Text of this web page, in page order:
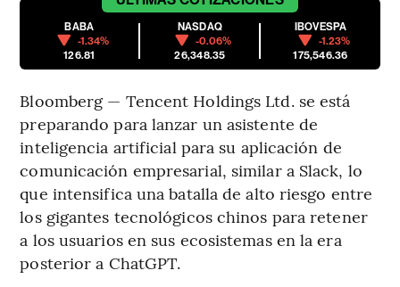
BABA
-1.34%
126.81
NASDAQ
-0.06%
26,348.35
IBOVESPA
-1.23%
175,546.36
Bloomberg — Tencent Holdings Ltd. se está
preparando para lanzar un asistente de
inteligencia artificial para su aplicación de
comunicación empresarial, similar a Slack, lo
que intensifica una batalla de alto riesgo entre
los gigantes tecnológicos chinos para retener
a los usuarios en sus ecosistemas en la era
posterior a ChatGPT.